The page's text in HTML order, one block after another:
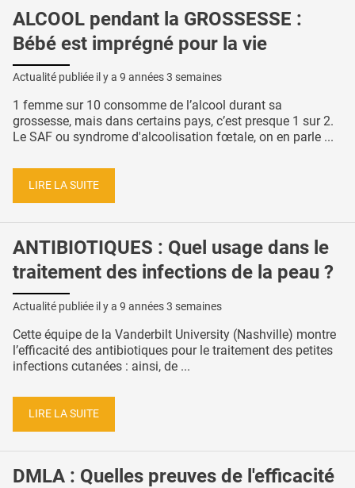
ALCOOL pendant la GROSSESSE :
Bébé est imprégné pour la vie
Actualité publiée il y a 9 années 3 semaines
1 femme sur 10 consomme de l’alcool durant sa
grossesse, mais dans certains pays, c’est presque 1 sur 2.
Le SAF ou syndrome d'alcoolisation fœtale, on en parle ...
LIRE LA SUITE
ANTIBIOTIQUES : Quel usage dans le
traitement des infections de la peau ?
Actualité publiée il y a 9 années 3 semaines
Cette équipe de la Vanderbilt University (Nashville) montre
l’efficacité des antibiotiques pour le traitement des petites
infections cutanées : ainsi, de ...
LIRE LA SUITE
DMLA : Quelles preuves de l'efficacité